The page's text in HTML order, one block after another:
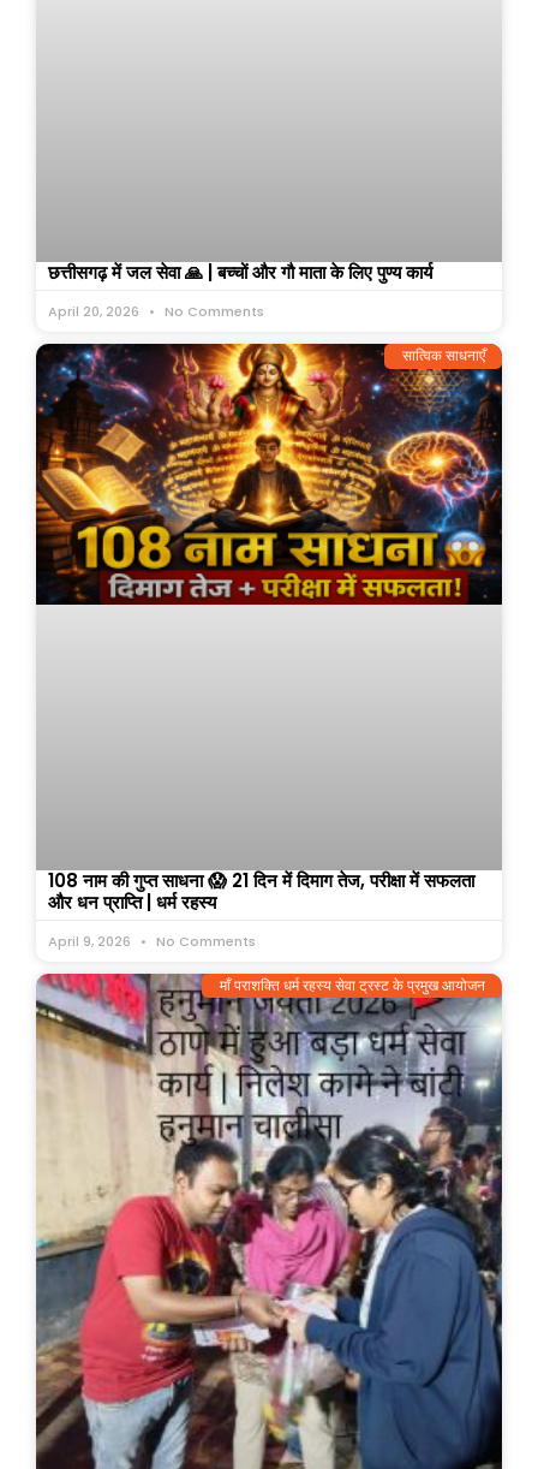
छत्तीसगढ़ में जल सेवा 🙏 | बच्चों और गौ माता के लिए पुण्य कार्य
April 20, 2026 No Comments
सात्विक साधनाएँ
108 नाम की गुप्त साधना 😱 21 दिन में दिमाग तेज, परीक्षा में सफलता
और धन प्राप्ति | धर्म रहस्य
April 9, 2026 No Comments
माँ पराशक्ति धर्म रहस्य सेवा ट्रस्ट के प्रमुख आयोजन